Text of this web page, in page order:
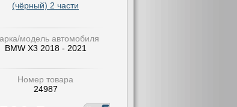
(чёрный) 2 части
модель автомобиля
BMW X3 2018 - 2021
Номер товара
24987